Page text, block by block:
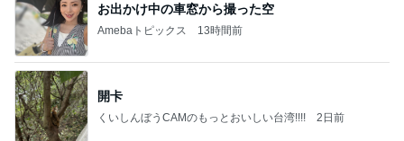
お出かけ中の車窓から撮った空
Amebaトピックス 13時間前
開卡
くいしんぼうCAMのもっとおいしい台湾!!!! 2日前